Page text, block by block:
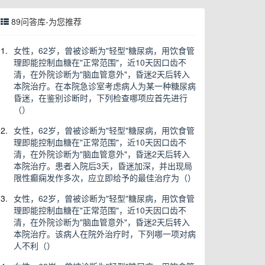
89问答库-为您推荐
1. 女性，62岁，曾被诊断为"轻型"糖尿病，用饮食管
理即能控制血糖在"正常范围"，近10天因口齿不
清，在外院诊断为"脑血管意外"，昏迷2天后转入
本院治疗。在本院急诊室考虑病人为某一种糖尿病
昏迷，在鉴别诊断时，下列检查哪项应首先进行
（）
2. 女性，62岁，曾被诊断为"轻型"糖尿病，用饮食管
理即能控制血糖在"正常范围"，近10天因口齿不
清，在外院诊断为"脑血管意外"，昏迷2天后转入
本院治疗。患者入院后3天，昏迷加深，并出现局
限性癫痫发作多次，应立即给予的最佳治疗为（）
3. 女性，62岁，曾被诊断为"轻型"糖尿病，用饮食管
理即能控制血糖在"正常范围"，近10天因口齿不
清，在外院诊断为"脑血管意外"，昏迷2天后转入
本院治疗。该病人在院外治疗时，下列哪一项对病
人不利（）